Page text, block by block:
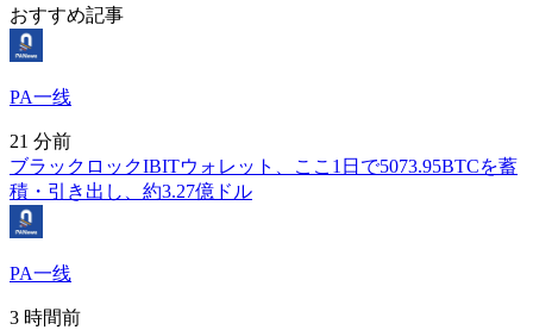
おすすめ記事
PA一线
21 分前
ブラックロックIBITウォレット、ここ1日で5073.95BTCを蓄
積・引き出し、約3.27億ドル
PA一线
3 時間前